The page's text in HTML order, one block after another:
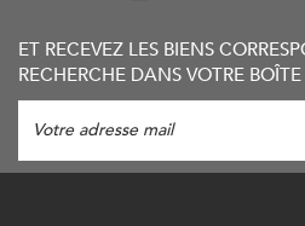
ET RECEVEZ LES BIENS
RECHERCHE DANS VOTRE